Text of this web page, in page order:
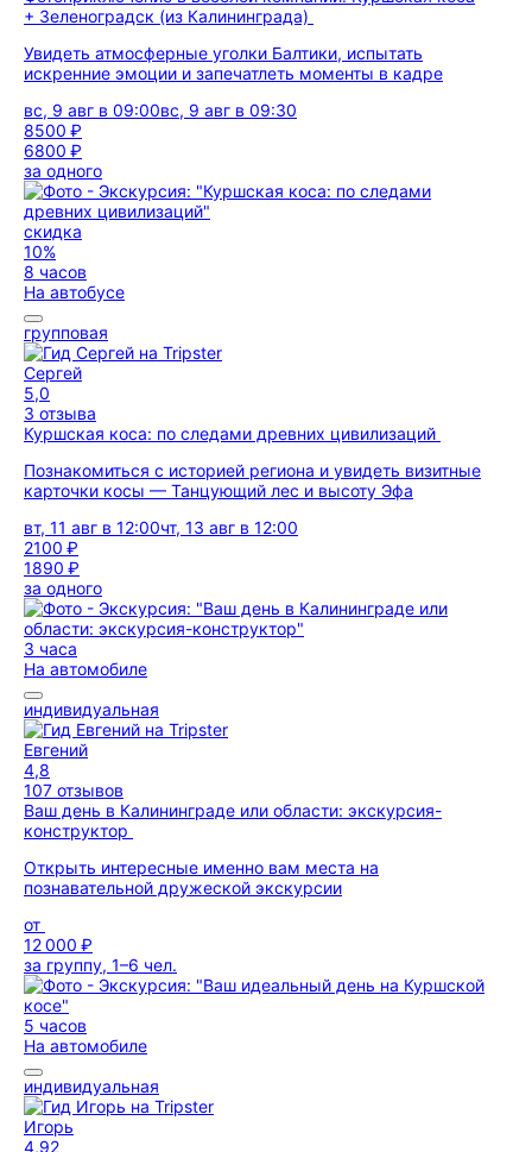
+ Зеленоградск (из Калининграда)
Увидеть атмосферные уголки Балтики, испытать
искренние эмоции и запечатлеть моменты в кадре
вс, 9 авг в 09:00вс, 9 авг в 09:30
8500 ₽
6800 ₽
за одного
скидка
10%
8 часов
На автобусе
групповая
Сергей
5,0
3 отзыва
Куршская коса: по следами древних цивилизаций
Познакомиться с историей региона и увидеть визитные
карточки косы — Танцующий лес и высоту Эфа
вт, 11 авг в 12:00чт, 13 авг в 12:00
2100 ₽
1890 ₽
за одного
3 часа
На автомобиле
индивидуальная
Евгений
4,8
107 отзывов
Ваш день в Калининграде или области: экскурсия-
конструктор
Открыть интересные именно вам места на
познавательной дружеской экскурсии
от
12 000 ₽
за группу, 1–6 чел.
5 часов
На автомобиле
индивидуальная
Игорь
4,92